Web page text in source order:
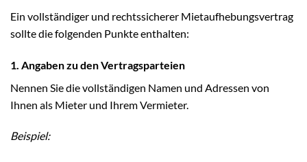
Ein vollständiger und rechtssicherer Mietaufhebungsvertrag
sollte die folgenden Punkte enthalten:
1. Angaben zu den Vertragsparteien
Nennen Sie die vollständigen Namen und Adressen von
Ihnen als Mieter und Ihrem Vermieter.
Beispiel: